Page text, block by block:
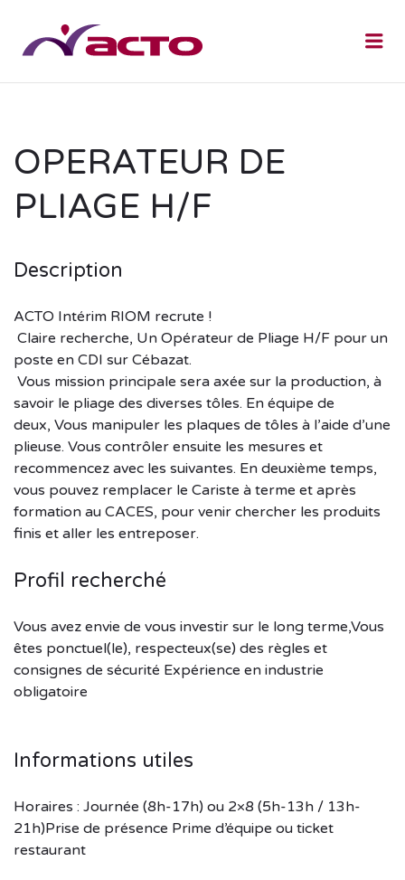
OPERATEUR DE
PLIAGE H/F
Description
ACTO Intérim RIOM recrute !
Claire recherche, Un Opérateur de Pliage H/F pour un
poste en CDI sur Cébazat.
Vous mission principale sera axée sur la production, à
savoir le pliage des diverses tôles. En équipe de
deux, Vous manipuler les plaques de tôles à l’aide d’une
plieuse. Vous contrôler ensuite les mesures et
recommencez avec les suivantes. En deuxième temps,
vous pouvez remplacer le Cariste à terme et après
formation au CACES, pour venir chercher les produits
finis et aller les entreposer.
Profil recherché
Vous avez envie de vous investir sur le long terme,Vous
êtes ponctuel(le), respecteux(se) des règles et
consignes de sécurité Expérience en industrie
obligatoire
Informations utiles
Horaires : Journée (8h-17h) ou 2×8 (5h-13h / 13h-
21h)Prise de présence Prime d’équipe ou ticket
restaurant